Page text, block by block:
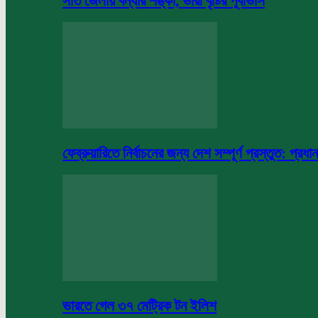
ফেব্রুয়ারিতে নির্বাচনের জন্য দেশ সম্পূর্ণ প্রস্তুত: প্রধান
ভারতে গেল ৩৭ মেট্রিক টন ইলিশ